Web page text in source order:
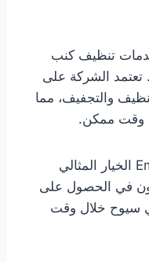
تنظيف كنب
تعتمد الشركة على
والتجفيف، مما
وقت ممكن.
هذه الميزة تجعل Emirates Clean الخيار المثالي
في الحصول على
سيوح خلال وقت